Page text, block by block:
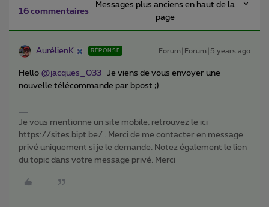
16 commentaires
Messages plus anciens en haut de la
page
AurélienK RÉPONSE Forum|Forum|5 years ago
Hello @jacques_033 Je viens de vous envoyer une
nouvelle télécommande par bpost ;)
Je vous mentionne un site mobile, retrouvez le ici
https://sites.bipt.be/ . Merci de me contacter en message
privé uniquement si je le demande. Notez également le lien
du topic dans votre message privé. Merci